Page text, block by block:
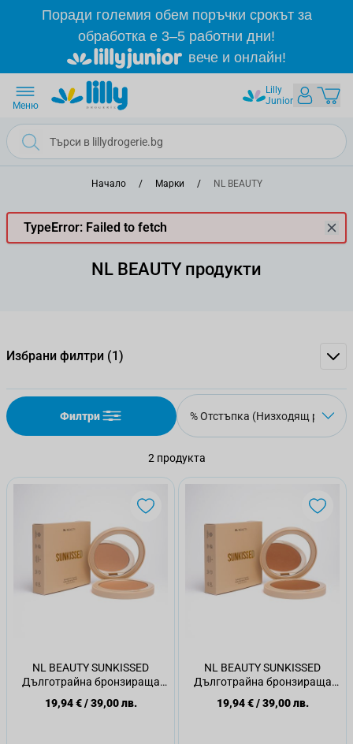
Прескачане към съдържанието
Поради големия обем поръчки срокът за
обработка е 3–5 работни дни!
вече и онлайн!
Lilly
Junior
Меню
Начало / Марки / NL BEAUTY
TypeError: Failed to fetch
NL BEAUTY продукти
Избрани филтри (1)
Филтри
2продукта
NL BEAUTY SUNKISSED
Дълготрайна бронзираща
пудра, 01 LIGHT
19,94 €/39,00 лв.
NL BEAUTY SUNKISSED
Дълготрайна бронзираща
пудра, 02 МEDIUM
19,94 €/39,00 лв.